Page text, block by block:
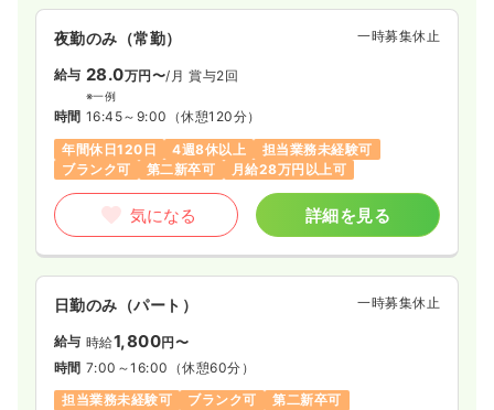
夜勤のみ（常勤） 一時募集休止
給与 28.0万円〜/月 賞与2回
※一例
時間 16:45～9:00 （休憩120分）
年間休日120日
4週8休以上
担当業務未経験可
ブランク可
第二新卒可 月給28万円以上可
気になる 詳細を見る
日勤のみ（パート） 一時募集休止
給与 時給1,800円〜
時間 7:00～16:00 （休憩60分）
担当業務未経験可
ブランク可
第二新卒可